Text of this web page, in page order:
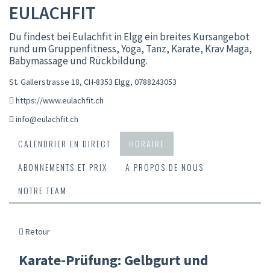
EULACHFIT
Du findest bei Eulachfit in Elgg ein breites Kursangebot
rund um Gruppenfitness, Yoga, Tanz, Karate, Krav Maga,
Babymassage und Rückbildung.
St. Gallerstrasse 18, CH-8353 Elgg, 0788243053
https://www.eulachfit.ch
info@eulachfit.ch
CALENDRIER EN DIRECT
HORAIRE
ABONNEMENTS ET PRIX
A PROPOS DE NOUS
NOTRE TEAM
Retour
Karate-Prüfung: Gelbgurt und